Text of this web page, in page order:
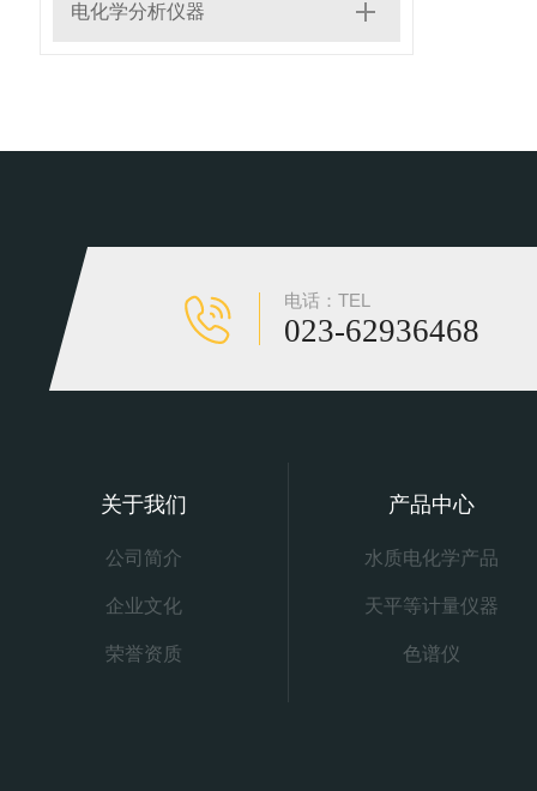
电化学分析仪器
电话：TEL
023-62936468
关于我们
公司简介
企业文化
荣誉资质
产品中心
水质电化学产品
天平等计量仪器
色谱仪